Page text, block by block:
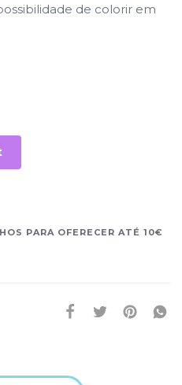
de colorir em
PARA OFERECER ATÉ 10€